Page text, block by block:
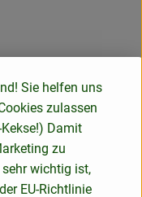
Sie helfen uns
zulassen
Damit
zu
wichtig ist,
EU-Richtlinie